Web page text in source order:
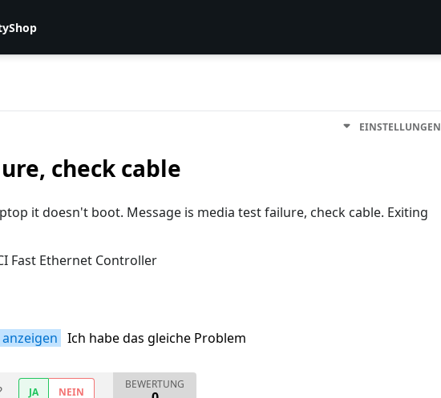
Shop
EINSTELLUNGEN
check cable
it doesn't boot. Message is media test failure, check cable. Exiting
Fast Ethernet Controller
Ich habe das gleiche Problem
JA NEIN
BEWERTUNG